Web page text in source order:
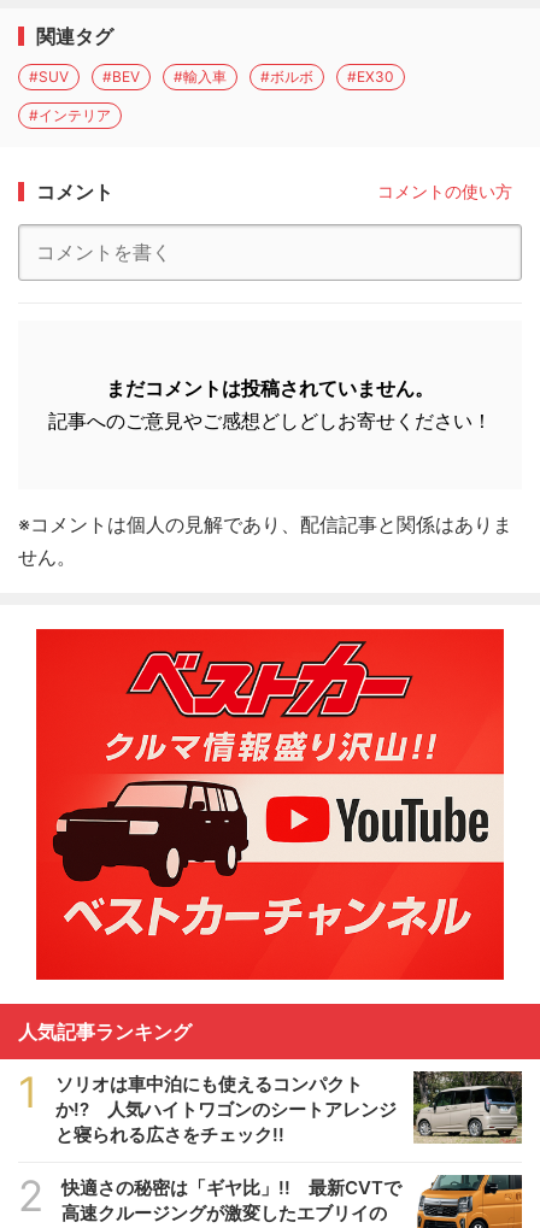
関連タグ
#SUV #BEV #輸入車 #ボルボ #EX30
#インテリア
コメント コメントの使い方
まだコメントは投稿されていません。
記事へのご意見やご感想どしどしお寄せください！
※コメントは個人の見解であり、配信記事と関係はありま
せん。
人気記事ランキング
1
ソリオは車中泊にも使えるコンパクト
か!? 人気ハイトワゴンのシートアレンジ
と寝られる広さをチェック!!
2
快適さの秘密は「ギヤ比」!! 最新CVTで
高速クルージングが激変したエブリイの